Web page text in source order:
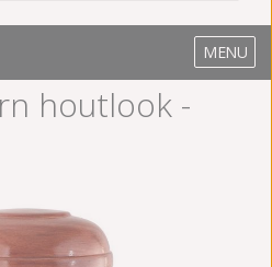
MENU
houtlook -